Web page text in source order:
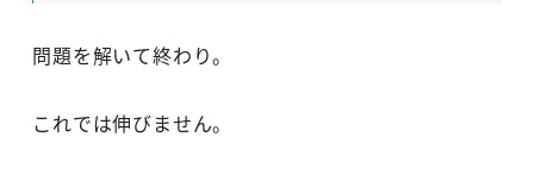
問題を解いて終わり。
これでは伸びません。